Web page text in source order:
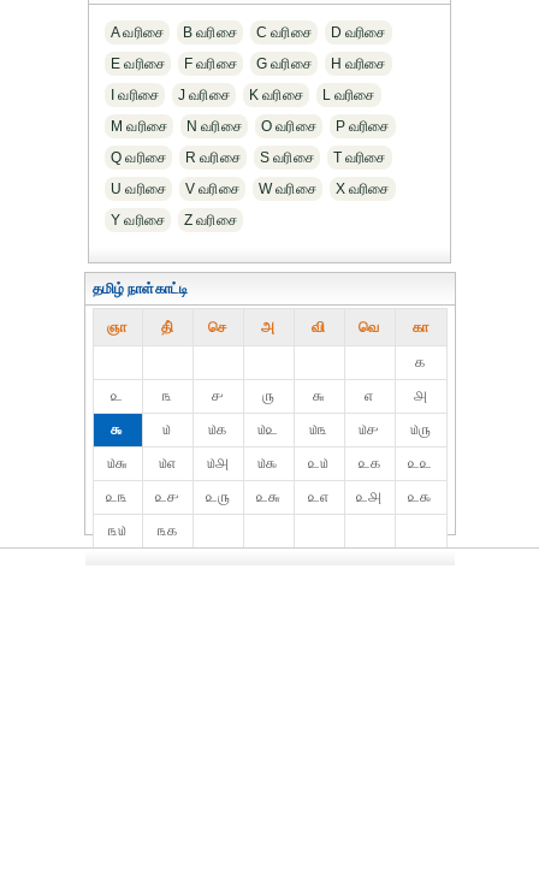
A வரிசை B வரிசை C வரிசை
D வரிசை
E வரிசை
F வரிசை G வரிசை
H வரிசை
I வரிசை
J வரிசை K வரிசை
L வரிசை
M வரிசை
N வரிசை O வரிசை
P வரிசை
Q வரிசை
R வரிசை S வரிசை
T வரிசை
U வரிசை
V வரிசை W வரிசை
X வரிசை
Y வரிசை
Z வரிசை
தமிழ் நாள்காட்டி
ஞா தி் செ அ வி வெ கா
௧
௨
௩ ௪ ௫ ௬ ௭
௮
௯
௰ ௰௧ ௰௨ ௰௩ ௰௪
௰௫
௰௬
௰௭ ௰௮ ௰௯ ௨௰ ௨௧
௨௨
௨௩
௨௪ ௨௫ ௨௬ ௨௭ ௨௮
௨௯
௩௰
௩௧